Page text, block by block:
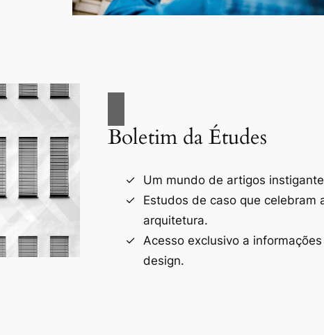
Boletim da Études
Um mundo de artigos
Estudos de caso que celebram
arquitetura.
Acesso exclusivo a
design.